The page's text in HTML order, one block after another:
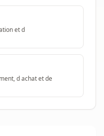
et d
d achat et de